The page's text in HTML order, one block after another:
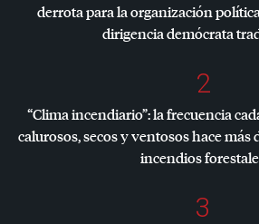
derrota para la organización
dirigencia demócrata
2
“Clima incendiario”: la frecuencia
calurosos, secos y ventosos hace
incendios
3